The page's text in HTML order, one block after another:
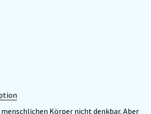
Körper nicht denkbar. Aber